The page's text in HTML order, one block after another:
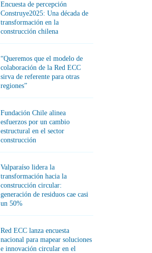
Encuesta de percepción
Construye2025: Una década de
transformación en la
construcción chilena
“Queremos que el modelo de
colaboración de la Red ECC
sirva de referente para otras
regiones”
Fundación Chile alinea
esfuerzos por un cambio
estructural en el sector
construcción
Valparaíso lidera la
transformación hacia la
construcción circular:
generación de residuos cae casi
un 50%
Red ECC lanza encuesta
nacional para mapear soluciones
e innovación circular en el